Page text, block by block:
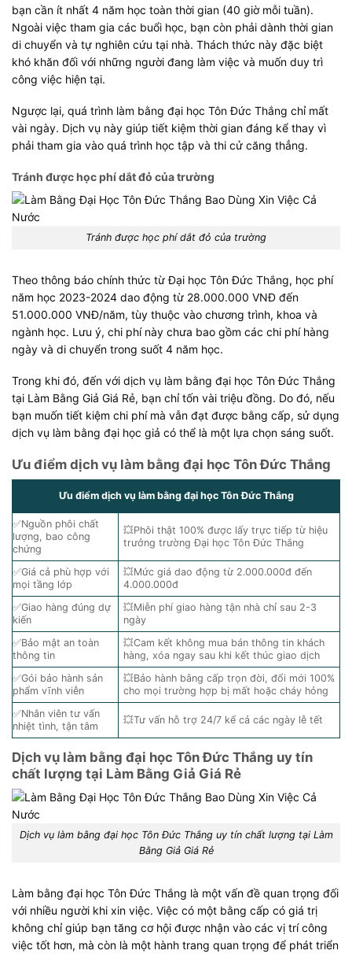
bạn cần ít nhất 4 năm học toàn thời gian (40 giờ mỗi tuần).
Ngoài việc tham gia các buổi học, bạn còn phải dành thời gian
di chuyển và tự nghiên cứu tại nhà. Thách thức này đặc biệt
khó khăn đối với những người đang làm việc và muốn duy trì
công việc hiện tại.
Ngược lại, quá trình làm bằng đại học Tôn Đức Thắng chỉ mất
vài ngày. Dịch vụ này giúp tiết kiệm thời gian đáng kể thay vì
phải tham gia vào quá trình học tập và thi cử căng thẳng.
Tránh được học phí dắt đỏ của trường
Tránh được học phí dắt đỏ của trường
Theo thông báo chính thức từ Đại học Tôn Đức Thắng, học phí
năm học 2023-2024 dao động từ 28.000.000 VNĐ đến
51.000.000 VNĐ/năm, tùy thuộc vào chương trình, khoa và
ngành học. Lưu ý, chi phí này chưa bao gồm các chi phí hàng
ngày và di chuyển trong suốt 4 năm học.
Trong khi đó, đến với dịch vụ làm bằng đại học Tôn Đức Thắng
tại Làm Bằng Giả Giá Rẻ, bạn chỉ tốn vài triệu đồng. Do đó, nếu
bạn muốn tiết kiệm chi phí mà vẫn đạt được bằng cấp, sử dụng
dịch vụ làm bằng đại học giả có thể là một lựa chọn sáng suốt.
Ưu điểm dịch vụ làm bằng đại học Tôn Đức Thắng
Ưu điểm dịch vụ làm bằng đại học Tôn Đức Thắng
✅Nguồn phôi chất
lượng, bao công
chứng
💥Phôi thật 100% được lấy trực tiếp từ hiệu
trưởng trường Đại học Tôn Đức Thắng
✅Giá cả phù hợp với
mọi tầng lớp
💥Mức giá dao động từ 2.000.000đ đến
4.000.000đ
✅Giao hàng đúng dự
kiến
💥Miễn phí giao hàng tận nhà chỉ sau 2-3
ngày
✅Bảo mật an toàn
thông tin
💥Cam kết không mua bán thông tin khách
hàng, xóa ngay sau khi kết thúc giao dịch
✅Gói bảo hành sản
phẩm vĩnh viễn
💥Bảo hành bằng cấp trọn đời, đổi mới 100%
cho mọi trường hợp bị mất hoặc cháy hỏng
✅Nhân viên tư vấn
nhiệt tình, tận tâm
💥Tư vấn hỗ trợ 24/7 kể cả các ngày lễ tết
Dịch vụ làm bằng đại học Tôn Đức Thắng uy tín
chất lượng tại Làm Bằng Giả Giá Rẻ
Dịch vụ làm bằng đại học Tôn Đức Thắng uy tín chất lượng tại Làm
Bằng Giả Giá Rẻ
Làm bằng đại học Tôn Đức Thắng là một vấn đề quan trọng đối
với nhiều người khi xin việc. Việc có một bằng cấp có giá trị
không chỉ giúp bạn tăng cơ hội được nhận vào các vị trí công
việc tốt hơn, mà còn là một hành trang quan trọng để phát triển